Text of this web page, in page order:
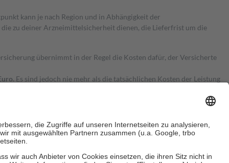
kann je nach Region und in Abhängigkeit der
zu deiner Arzneimittelsicherheit dienen, die Lieferfrist um die
übernimmt in der Regel die Kosten dafür, der Versicherte
Es sind jedoch nie mehr als die tatsächlichen Kosten der Leistung
Zuzahlungen an bei: